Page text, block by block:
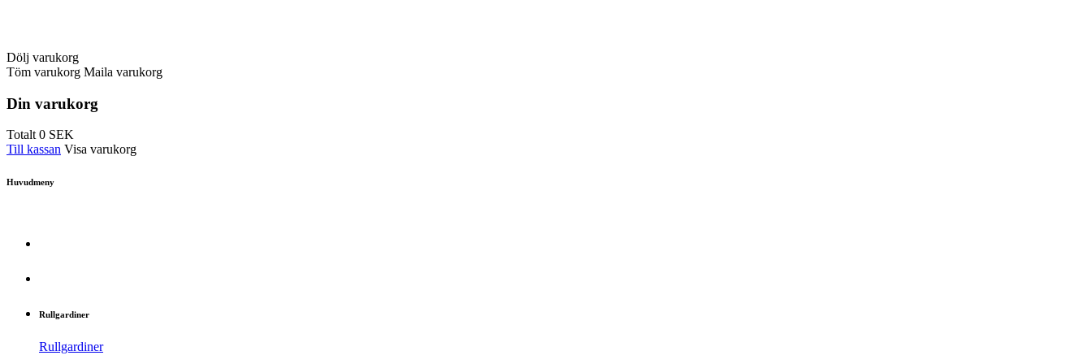
Dölj varukorg
Töm varukorg Maila varukorg
Din varukorg
Totalt0 SEK
Till kassan Visa varukorg
Huvudmeny
Rullgardiner
Rullgardiner